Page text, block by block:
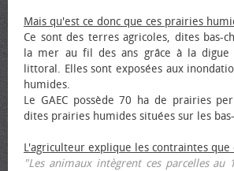
Mais qu'est ce donc que ces prairies
Ce sont des terres agricoles, dites bas-
la mer au fil des ans grâce à la
littoral. Elles sont exposées aux
humides.
Le GAEC possède 70 ha de prairies
dites prairies humides situées sur les
L'agriculteur explique les contraintes que
"Les animaux intègrent ces parcelles au